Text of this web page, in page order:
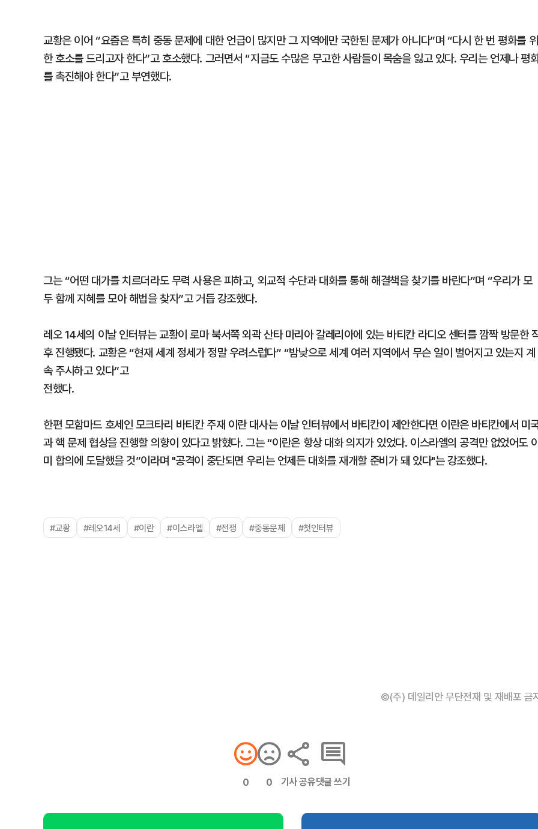
교황은 이어 “요즘은 특히 중동 문제에 대한 언급이 많지만 그 지역에만 국한된 문제가 아니다”며 “다시 한 번 평화를 위
한 호소를 드리고자 한다”고 호소했다. 그러면서 “지금도 수많은 무고한 사람들이 목숨을 잃고 있다. 우리는 언제나 평
를 촉진해야 한다”고 부연했다.
그는 “어떤 대가를 치르더라도 무력 사용은 피하고, 외교적 수단과 대화를 통해 해결책을 찾기를 바란다”며 “우리가 모
두 함께 지혜를 모아 해법을 찾자”고 거듭 강조했다.
레오 14세의 이날 인터뷰는 교황이 로마 북서쪽 외곽 산타 마리아 갈레리아에 있는 바티칸 라디오 센터를 깜짝 방문한
후 진행됐다. 교황은 “현재 세계 정세가 정말 우려스럽다” “밤낮으로 세계 여러 지역에서 무슨 일이 벌어지고 있는지 계
속 주시하고 있다”고
전했다.
한편 모함마드 호세인 모크타리 바티칸 주재 이란 대사는 이날 인터뷰에서 바티칸이 제안한다면 이란은 바티칸에서 미
과 핵 문제 협상을 진행할 의향이 있다고 밝혔다. 그는 “이란은 항상 대화 의지가 있었다. 이스라엘의 공격만 없었어도
미 합의에 도달했을 것”이라며 "공격이 중단되면 우리는 언제든 대화를 재개할 준비가 돼 있다"는 강조했다.
#교황 #레오14세 #이란 #이스라엘 #전쟁 #중동문제 #첫인터뷰
©(주) 데일리안 무단전재 및 재배포 금
0 0 기사 공유댓글 쓰기